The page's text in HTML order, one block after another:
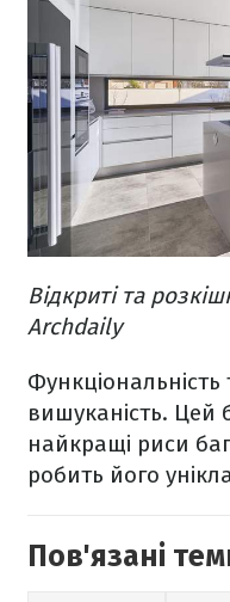
Відкриті та
Archdaily
Функціональність
вишуканість. Цей
найкращі риси
робить його
Пов'язані